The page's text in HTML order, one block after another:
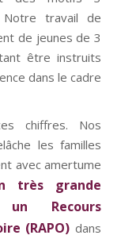
travail de
de jeunes de 3
être instruits
dans le cadre
chiffres. Nos
les familles
avec amertume
très grande
Recours
(RAPO) dans